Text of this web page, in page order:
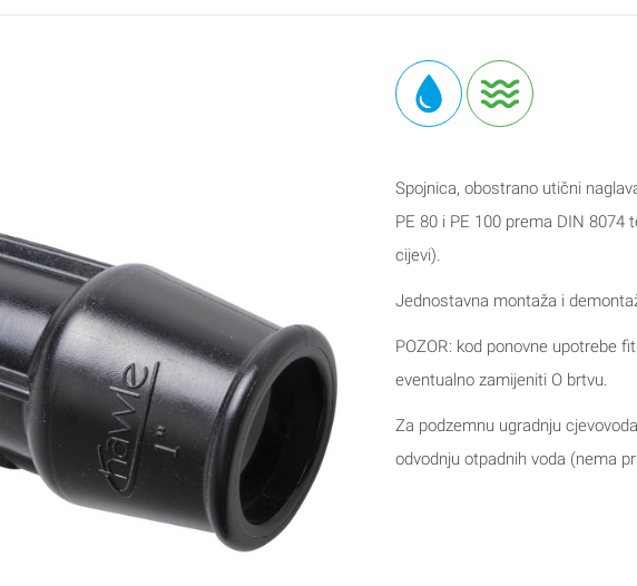
Spojnica, obostrano utični
PE 80 i PE 100 prema DIN 8074
cijevi).
Jednostavna montaža i
POZOR: kod ponovne upotrebe
eventualno zamijeniti O brtvu.
Za podzemnu ugradnju
odvodnju otpadnih voda (nema